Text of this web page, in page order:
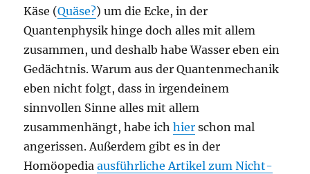
Käse (Quäse?) um die Ecke, in der
Quantenphysik hinge doch alles mit allem
zusammen, und deshalb habe Wasser eben ein
Gedächtnis. Warum aus der Quantenmechanik
eben nicht folgt, dass in irgendeinem
sinnvollen Sinne alles mit allem
zusammenhängt, habe ichhier schon mal
angerissen. Außerdem gibt es in der
Homöopediaausführliche Artikel zum Nicht-